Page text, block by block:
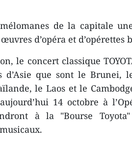
de la capitale
d’opéra et d’opérettes
le concert classique
d’Asie que sont le Brunei,
le Laos et le
14 octobre à
à la "Bourse